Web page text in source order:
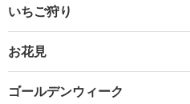
いちご狩り
お花見
ゴールデンウィーク